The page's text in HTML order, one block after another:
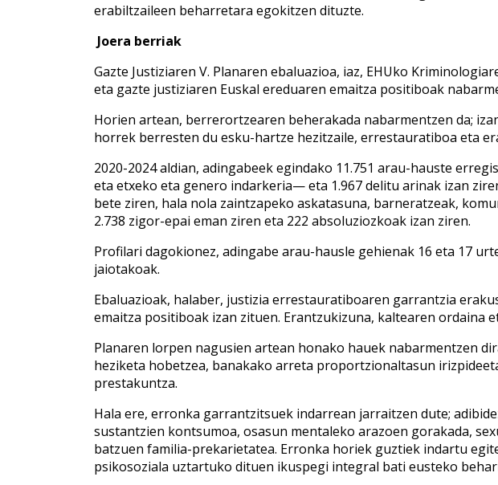
erabiltzaileen beharretara egokitzen dituzte.
Joera berriak
Gazte Justiziaren V. Planaren ebaluazioa, iaz, EHUko
eta gazte justiziaren Euskal ereduaren emaitza positiboak
Horien artean, berrerortzearen beherakada nabarmentzen da;
horrek berresten du esku-hartze hezitzaile, errestauratiboa eta
2020-2024 aldian, adingabeek egindako 11.751 arau-hauste
eta etxeko eta genero indarkeria— eta 1.967 delitu arinak izan
bete ziren, hala nola zaintzapeko askatasuna, barneratzeak,
2.738 zigor-epai eman ziren eta 222 absoluziozkoak izan ziren.
Profilari dagokionez, adingabe arau-hausle gehienak 16 eta 17
jaiotakoak.
Ebaluazioak, halaber, justizia errestauratiboaren garrantzia
emaitza positiboak izan zituen. Erantzukizuna, kaltearen ordaina
Planaren lorpen nagusien artean honako hauek nabarmentzen
heziketa hobetzea, banakako arreta proportzionaltasun
prestakuntza.
Hala ere, erronka garrantzitsuek indarrean jarraitzen dute;
sustantzien kontsumoa, osasun mentaleko arazoen gorakada,
batzuen familia-prekarietatea. Erronka horiek guztiek indartu
psikosoziala uztartuko dituen ikuspegi integral bati eusteko